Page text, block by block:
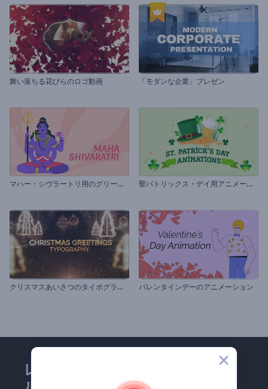
舞い落ちる花びらのロゴ動画 「モダンな企業」プレゼン
マ
ハー・シヴラートリ用のグリーティング動画 聖
パトリックス・デイ用アニメーションズ
ク
リスマスあいさつのタイポグラフィ バレンタインデーのアニメーション
レンダーフォレストのメー